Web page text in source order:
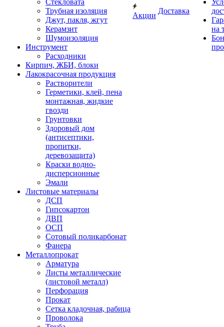
Стекловата
Трубная изоляция
Джут, пакля, жгут
Керамзит
Шумоизоляция
Инструмент
Расходники
Кирпич, ЖБИ, блоки
Лакокрасочная продукция
Растворители
Герметики, клей, пена
монтажная, жидкие
гвозди
Грунтовки
Здоровый дом
(антисептики,
пропитки,
деревозащита)
Краски водно-
дисперсионные
Эмали
Листовые материалы
ДСП
Гипсокартон
ДВП
ОСП
Сотовый поликарбонат
Фанера
Металлопрокат
Арматура
Листы металлические
(листовой металл)
Перфорация
Прокат
Сетка кладочная, рабица
Проволока
Акции
Доставка
на